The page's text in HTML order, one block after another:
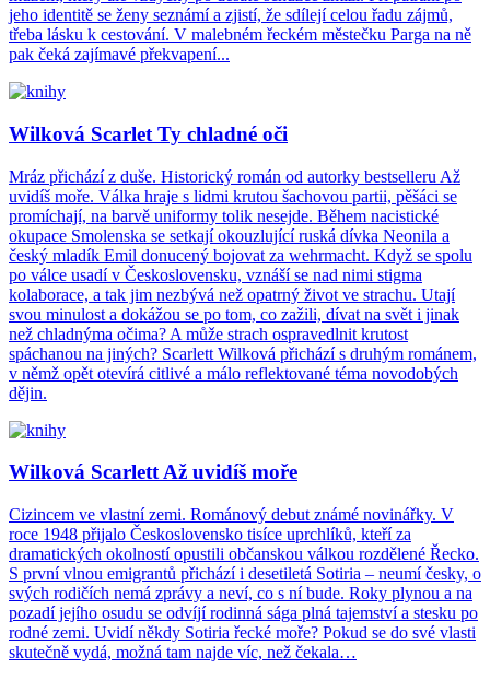
jeho identitě se ženy seznámí a zjistí, že sdílejí celou řadu zájmů,
třeba lásku k cestování. V malebném řeckém městečku Parga na ně
pak čeká zajímavé překvapení...
Wilková Scarlet Ty chladné oči
Mráz přichází z duše. Historický román od autorky bestselleru Až
uvidíš moře. Válka hraje s lidmi krutou šachovou partii, pěšáci se
promíchají, na barvě uniformy tolik nesejde. Během nacistické
okupace Smolenska se setkají okouzlující ruská dívka Neonila a
český mladík Emil donucený bojovat za wehrmacht. Když se spolu
po válce usadí v Československu, vznáší se nad nimi stigma
kolaborace, a tak jim nezbývá než opatrný život ve strachu. Utají
svou minulost a dokážou se po tom, co zažili, dívat na svět i jinak
než chladnýma očima? A může strach ospravedlnit krutost
spáchanou na jiných? Scarlett Wilková přichází s druhým románem,
v němž opět otevírá citlivé a málo reflektované téma novodobých
dějin.
Wilková Scarlett Až uvidíš moře
Cizincem ve vlastní zemi. Románový debut známé novinářky. V
roce 1948 přijalo Československo tisíce uprchlíků, kteří za
dramatických okolností opustili občanskou válkou rozdělené Řecko.
S první vlnou emigrantů přichází i desetiletá Sotiria – neumí česky, o
svých rodičích nemá zprávy a neví, co s ní bude. Roky plynou a na
pozadí jejího osudu se odvíjí rodinná sága plná tajemství a stesku po
rodné zemi. Uvidí někdy Sotiria řecké moře? Pokud se do své vlasti
skutečně vydá, možná tam najde víc, než čekala…